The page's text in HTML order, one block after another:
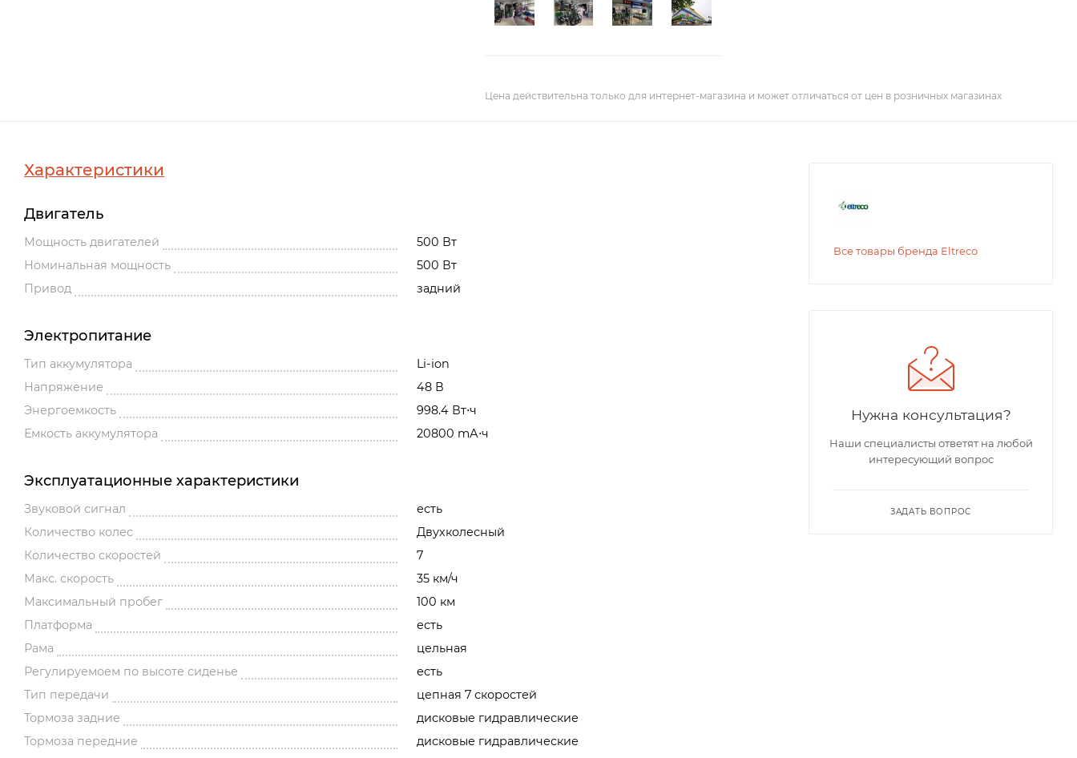
Цена действительна только для интернет-магазина и может отличаться от цен в розничных магазинах
Характеристики
Двигатель
Мощность двигателей
500 Вт
Номинальная мощность
500 Вт
Привод
задний
Электропитание
Тип аккумулятора
Li-ion
Напряжение
48 В
Энергоемкость
998.4 Вт⋅ч
Емкость аккумулятора
20800 mА⋅ч
Эксплуатационные характеристики
Звуковой сигнал
есть
Количество колес
Двухколесный
Количество скоростей
7
Макс. скорость
35 км/ч
Максимальный пробег
100 км
Платформа
есть
Рама
цельная
Регулируемоем по высоте сиденье
есть
Тип передачи
цепная 7 скоростей
Тормоза задние
дисковые гидравлические
Тормоза передние
дисковые гидравлические
Все товары бренда Eltreco
Нужна консультация?
Наши специалисты ответят на любой
интересующий вопрос
ЗАДАТЬ ВОПРОС